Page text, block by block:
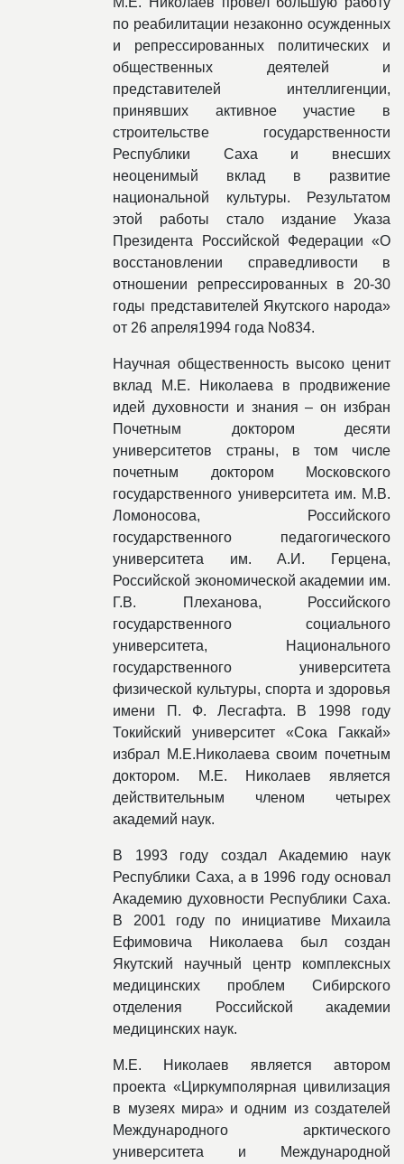
по реабилитации незаконно осужденных
и репрессированных политических и
общественных деятелей и
представителей интеллигенции,
принявших активное участие в
строительстве государственности
Республики Саха и внесших
неоценимый вклад в развитие
национальной культуры. Результатом
этой работы стало издание Указа
Президента Российской Федерации «О
восстановлении справедливости в
отношении репрессированных в 20-30
годы представителей Якутского народа»
от 26 апреля1994 года No834.
Научная общественность высоко ценит
вклад М.Е. Николаева в продвижение
идей духовности и знания – он избран
Почетным доктором десяти
университетов страны, в том числе
почетным доктором Московского
государственного университета им. М.В.
Ломоносова, Российского
государственного педагогического
университета им. А.И. Герцена,
Российской экономической академии им.
Г.В. Плеханова, Российского
государственного социального
университета, Национального
государственного университета
физической культуры, спорта и здоровья
имени П. Ф. Лесгафта. В 1998 году
Токийский университет «Сока Гаккай»
избрал М.Е.Николаева своим почетным
доктором. М.Е. Николаев является
действительным членом четырех
академий наук.
В 1993 году создал Академию наук
Республики Саха, а в 1996 году основал
Академию духовности Республики Саха.
В 2001 году по инициативе Михаила
Ефимовича Николаева был создан
Якутский научный центр комплексных
медицинских проблем Сибирского
отделения Российской академии
медицинских наук.
М.Е. Николаев является автором
проекта «Циркумполярная цивилизация
в музеях мира» и одним из создателей
Международного арктического
университета и Международной